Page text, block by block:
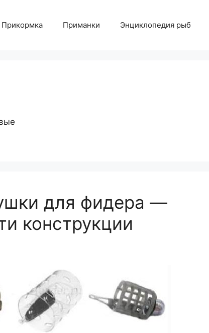
Прикормка Приманки Энциклопедия рыб
для фидера —
конструкции